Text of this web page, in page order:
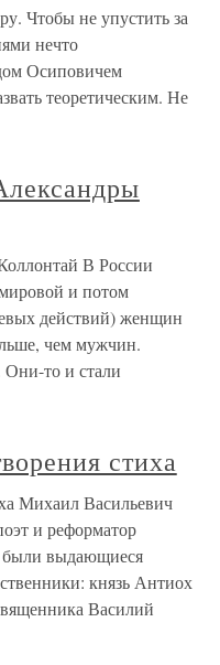
Чтобы не упустить за
нечто
Осиповичем
теоретическим. Не
В России
и потом
действий) женщин
чем мужчин.
то и стали
стиха
Михаил Васильевич
и реформатор
были выдающиеся
князь Антиох
Василий